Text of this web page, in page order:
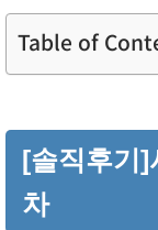
Table of
[솔직후기]
차